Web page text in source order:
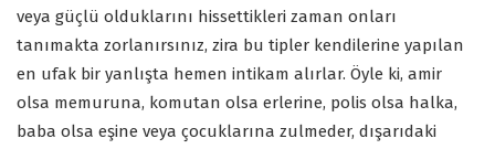
veya güçlü olduklarını hissettikleri zaman onları
tanımakta zorlanırsınız, zira bu tipler kendilerine yapılan
en ufak bir yanlışta hemen intikam alırlar. Öyle ki, amir
olsa memuruna, komutan olsa erlerine, polis olsa halka,
baba olsa eşine veya çocuklarına zulmeder, dışarıdaki